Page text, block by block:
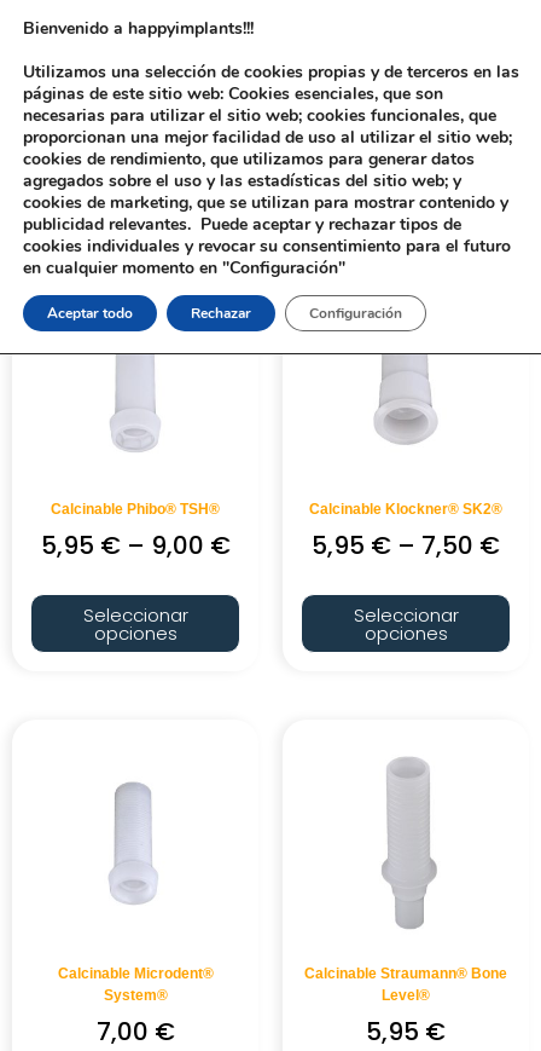
Inicio/ Productos etiquetados “Calcinable”
Calcinable Phibo® TSH®
5,95 €– 9,00 €
Seleccionar
opciones
Calcinable Klockner® SK2®
5,95 € – 7,50 €
Seleccionar
opciones
Calcinable Microdent®
System®
7,00 €
Calcinable Straumann® Bone
Level®
5,95 €
Bienvenido a happyimplants!!!
Utilizamos una selección de cookies propias y de terceros en las
páginas de este sitio web: Cookies esenciales, que son
necesarias para utilizar el sitio web; cookies funcionales, que
proporcionan una mejor facilidad de uso al utilizar el sitio web;
cookies de rendimiento, que utilizamos para generar datos
agregados sobre el uso y las estadísticas del sitio web; y
cookies de marketing, que se utilizan para mostrar contenido y
publicidad relevantes. Puede aceptar y rechazar tipos de
cookies individuales y revocar su consentimiento para el futuro
en cualquier momento en "Configuración"
Aceptar todo Rechazar Configuración